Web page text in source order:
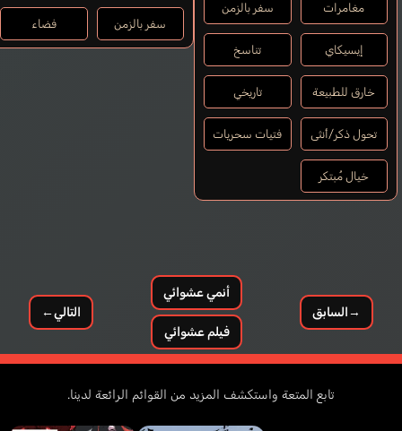
مغامرات سفر بالزمن
إيسيكاي تناسخ
خارق للطبيعة تاريخي
تحول ذكر/أنثى فتيات سحريات
خيال مُبتكر
سفر بالزمن فضاء
→السابق
أنمي عشوائي
فيلم عشوائي
التالي←
تابع المتعة واستكشف المزيد من القوائم الرائعة لدينا.